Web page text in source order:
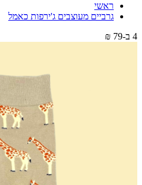
ראשי
גרביים מעוצבים ג'ירפות כאמל
4 ב-79 ₪